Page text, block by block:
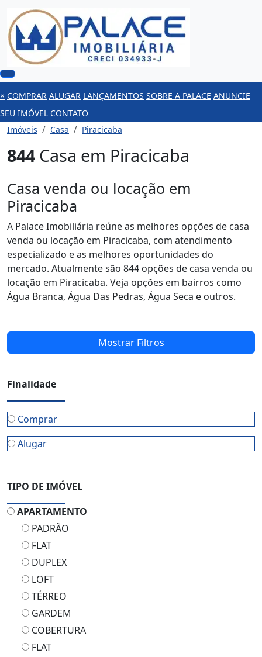
× COMPRAR ALUGAR LANÇAMENTOS SOBRE A PALACE ANUNCIE
SEU IMÓVEL CONTATO
Imóveis
Casa Piracicaba
844 Casa em Piracicaba
Casa venda ou locação em
Piracicaba
A Palace Imobiliária reúne as melhores opções de casa
venda ou locação em Piracicaba, com atendimento
especializado e as melhores oportunidades do
mercado. Atualmente são 844 opções de casa venda ou
locação em Piracicaba. Veja opções em bairros como
Água Branca, Água Das Pedras, Água Seca e outros.
Mostrar Filtros
Finalidade
Comprar
Alugar
TIPO DE IMÓVEL
APARTAMENTO
PADRÃO
FLAT
DUPLEX
LOFT
TÉRREO
GARDEM
COBERTURA
FLAT